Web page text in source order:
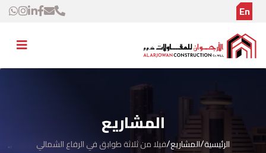
En
المشاريع
الرئيسية/المشاريع/فيلا من ثلاثة طوابق في الرفاع الشمالي